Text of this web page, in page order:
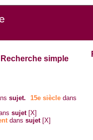
Recherche simple
sujet. 15e siècle dans
sujet [X]
danssujet [X]